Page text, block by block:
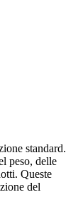
standard.
peso, delle
Queste
del